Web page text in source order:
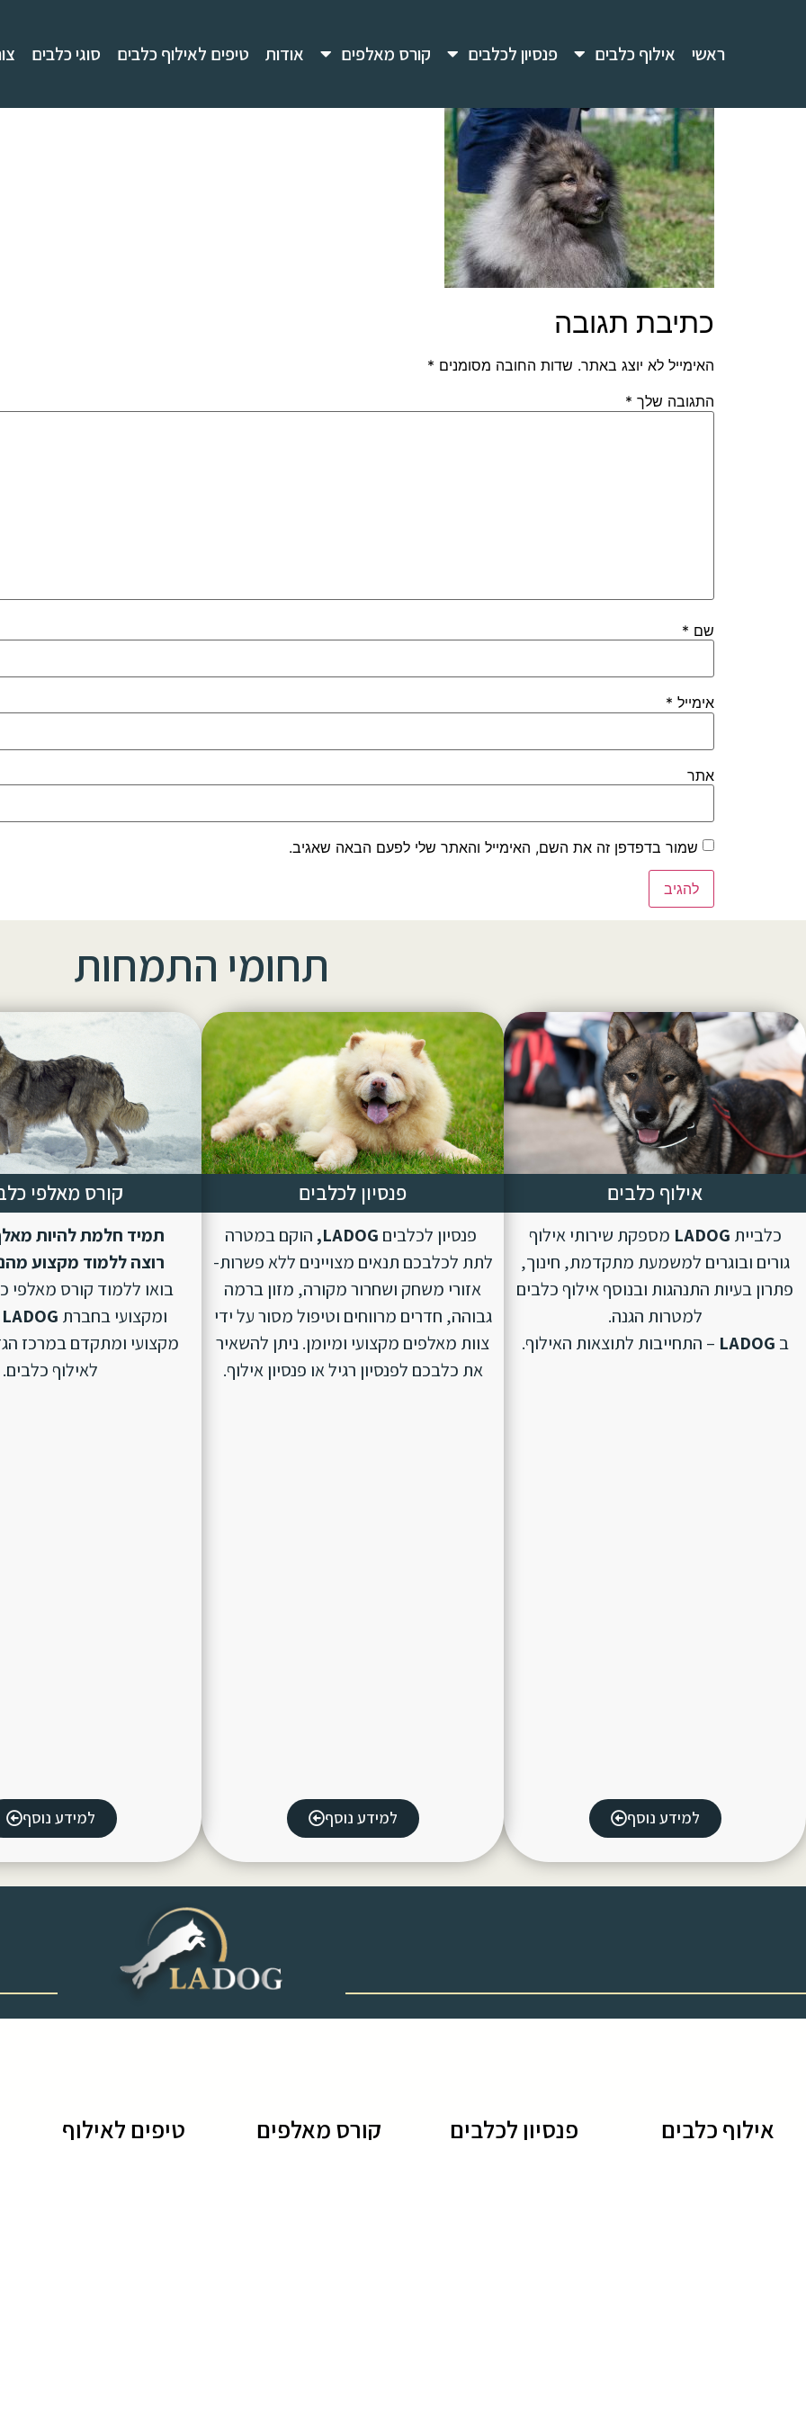
ראשי אילוף כלבים פנסיון לכלבים קורס מאלפים אודות טיפים לאילוף כלבים סוגי כלבים
כתיבת תגובה
האימייל לא יוצג באתר. שדות החובה מסומנים *
התגובה שלך *
שם *
אימייל *
אתר
שמור בדפדפן זה את השם, האימייל והאתר שלי לפעם הבאה שאגיב.
תחומי התמחות
אילוף כלבים
כלביית LADOG מספקת שירותי אילוף
גורים ובוגרים למשמעת מתקדמת, חינוך,
פתרון בעיות התנהגות ובנוסף אילוף כלבים
למטרות הגנה.
ב LADOG – התחייבות לתוצאות האילוף.
למידע נוסף
פנסיון לכלבים
פנסיון לכלבים LADOG, הוקם במטרה
לתת לכלבכם תנאים מצויינים ללא פשרות-
אזורי משחק ושחרור מקורה, מזון ברמה
גבוהה, חדרים מרווחים וטיפול מסור על ידי
צוות מאלפים מקצועי ומיומן. ניתן להשאיר
את כלבכם לפנסיון רגיל או פנסיון אילוף.
למידע נוסף
קורס מאלפי
תמיד חלמת להיות
רוצה ללמוד מקצוע
בואו ללמוד קורס מאלפי
ומקצועי בחברת LADOG
מקצועי ומתקדם במרכז
לאילוף כלבים.
למידע נוסף
‎ ‎ ‎ ‎ ‎ ‎ ‎ ‎ ‎ ‎ ‎ ‎ ‎
אילוף כלבים פנסיון לכלבים קורס מאלפים טיפים לאילוף